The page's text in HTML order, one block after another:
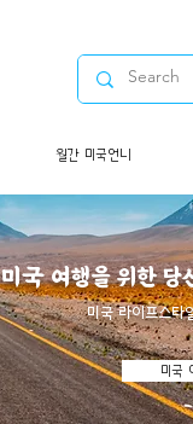
미국 여행을 위한 당
미국 라이프스타
미국
월간 미국언니